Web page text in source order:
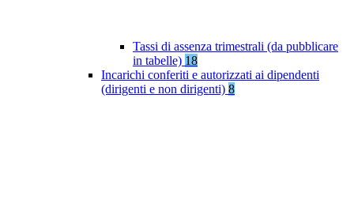
Tassi di assenza trimestrali (da pubblicare
in tabelle) 18
Incarichi conferiti e autorizzati ai dipendenti
(dirigenti e non dirigenti) 8